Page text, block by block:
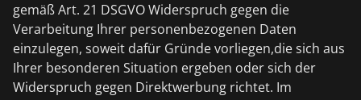
gemäß Art. 21 DSGVO Widerspruch gegen die
Verarbeitung Ihrer personenbezogenen Daten
einzulegen, soweit dafür Gründe vorliegen,die sich aus
Ihrer besonderen Situation ergeben oder sich der
Widerspruch gegen Direktwerbung richtet. Im